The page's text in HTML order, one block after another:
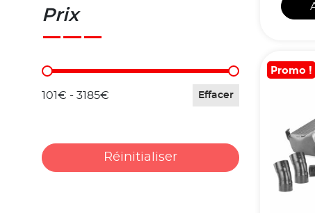
Prix
Prix
101€ - 3185€ Effacer
Réinitialiser
Promo !